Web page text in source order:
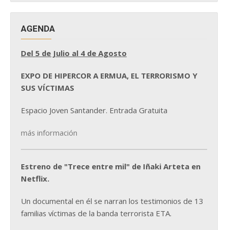
AGENDA
Del 5 de Julio al 4 de Agosto
EXPO DE HIPERCOR A ERMUA, EL TERRORISMO Y
SUS VÍCTIMAS
Espacio Joven Santander. Entrada Gratuita
más información
Estreno de "Trece entre mil" de Iñaki Arteta en
Netflix.
Un documental en él se narran los testimonios de 13
familias víctimas de la banda terrorista ETA.